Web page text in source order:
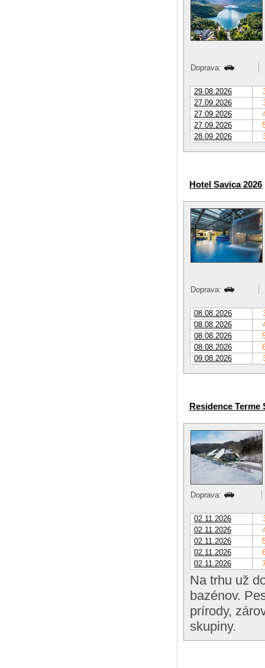
Doprava:
29.08.2026
27.09.2026
27.09.2026
27.09.2026
28.09.2026
Hotel Savica 2026
Doprava:
08.08.2026
08.08.2026
08.08.2026
08.08.2026
09.08.2026
Residence
Doprava:
02.11.2026
02.11.2026
02.11.2026
02.11.2026
02.11.2026
Na trhu už
bazénov.
prírody,
skupiny.